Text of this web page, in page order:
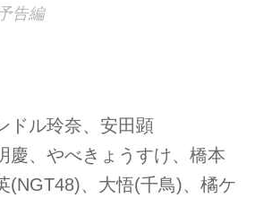
告編
ドル玲奈、安田顕
慶、やべきょうすけ、橋本
(NGT48)、大悟(千­鳥)、橘ケ